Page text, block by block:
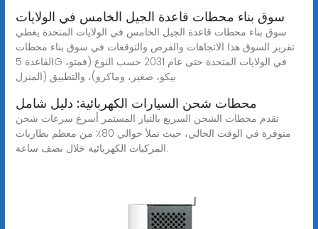
سوق بناء محطات قاعدة الجيل الخامس في الولايات
سوق بناء محطات قاعدة الجيل الخامس في الولايات المتحدة يغطي
تقرير السوق هذا الاتجاهات والفرص والتوقعات في سوق بناء محطات
القاعدة 5G في الولايات المتحدة حتى عام 2031 حسب النوع (فمتو،
بيكو، صغير، وماكرو)، والتطبيق (المنزل
محطات شحن السيارات الكهربائية: دليل شامل
تقدم محطات الشحن السريع بالتيار المستمر أسرع سرعات شحن
متوفرة في الوقت الحالي، حيث تملأ حوالي 80٪ من معظم بطاريات
المركبات الكهربائية خلال نصف ساعة.